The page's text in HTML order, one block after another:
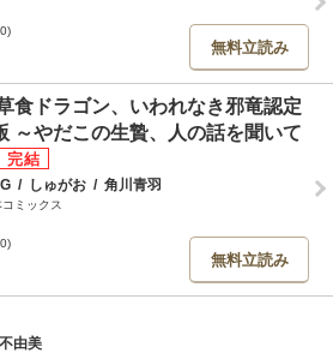
無料立読み
食ドラゴン、いわれなき邪竜認定
～やだこの生贄、人の話を聞いて
/ しゅがお / 角川青羽
ミックス
無料立読み
由美